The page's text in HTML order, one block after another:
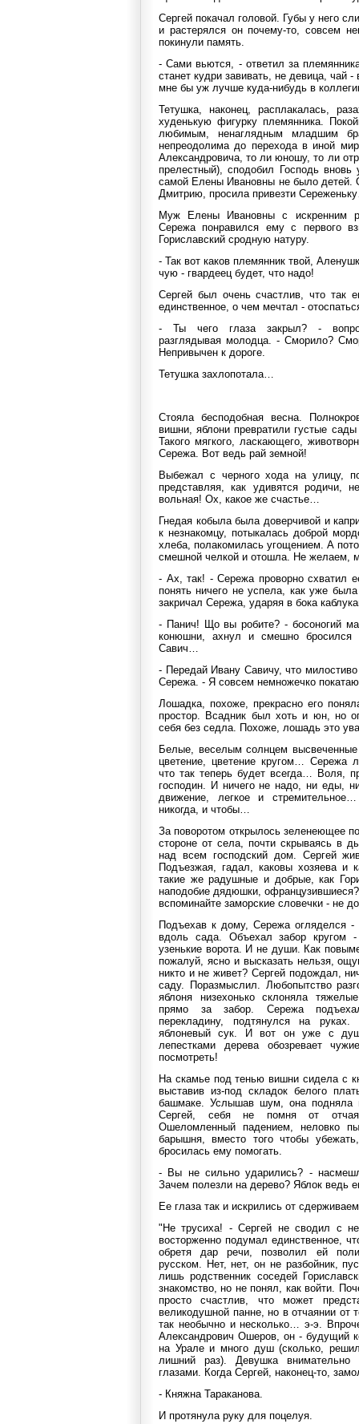
Сергей покачал головой. Губы у него
и растерялся он почему-то, совсем
покинули память.
- Сами вьются, - ответил за
станет кудри завивать, не девица, чай
мне бы уж лучше куда-нибудь в
Тетушка, наконец, расплакалась,
худенькую фигурку племянника.
любимым, ненаглядным младшим
непреодолима до перехода в иной
Александровича, то ли юношу, то ли
прелестный), сподобил Господь
самой Елены Ивановны не было детей.
Дмитрию, просила привезти
Муж Елены Ивановны с искренним
Сережа понравился ему с первого
Гориславский сродную натуру.
- Так вот каков племянник твой,
чую - гвардеец будет, что надо!
Сергей был очень счастлив, что так
единственное, о чем мечтал -
- Ты чего глаза закрыл? -
разглядывая молодца. - Сморило?
Непривычен к дороге.
Тетушка захлопотала…
Стояла бесподобная весна.
вишни, яблони превратили густые
Такого мягкого, ласкающего,
Сережа. Вот ведь рай земной!
Выбежал с черного хода на улицу,
представляя, как удивятся родичи,
вольная! Ох, какое же счастье…
Гнедая кобыла была доверчивой и
к незнакомцу, потыкалась доброй
хлеба, полакомилась угощением. А
смешной челкой и отошла. Не желаем,
- Ах, так! - Сережа проворно схватил
понять ничего не успела, как уже
закричал Сережа, ударяя в бока
- Панич! Що вы робите? - босоногий
конюшни, ахнул и смешно бросился
Савич…
- Передай Ивану Савичу, что
Сережа. - Я совсем немножечко
Лошадка, похоже, прекрасно его
простор. Всадник был хоть и юн, но
себя без седла. Похоже, лошадь это
Белые, веселым солнцем высвеченные
цветение, цветение кругом… Сережа
что так теперь будет всегда… Воля,
господин. И ничего не надо, ни еды,
движение, легкое и
никогда, и чтобы…
За поворотом открылось зеленеющее
стороне от села, почти скрываясь в
над всем господский дом. Сергей
Подъезжая, гадал, каковы хозяева и
такие же радушные и добрые, как
наподобие дядюшки,
вспоминайте заморские словечки - не
Подъехав к дому, Сережа огляделся -
вдоль сада. Объехал забор кругом -
узенькие ворота. И не души. Как
пожалуй, ясно и высказать нельзя,
никто и не живет? Сергей подождал,
саду. Поразмыслил. Любопытство
яблоня низехонько склоняла
прямо за забор. Сережа
перекладину, подтянулся на
яблоневый сук. И вот он уже с
лепестками дерева обозревает
посмотреть!
На скамье под тенью вишни сидела с
выставив из-под складок белого
башмаке. Услышав шум, она подняла
Сергей, себя не помня от
Ошеломленный падением, неловко
барышня, вместо того чтобы
бросилась ему помогать.
- Вы не сильно ударились? -
Зачем полезли на дерево? Яблок ведь
Ее глаза так и искрились от
"Не трусиха! - Сергей не сводил с
восторженно подумал единственное,
обретя дар речи, позволил ей
русском. Нет, нет, он не разбойник,
лишь родственник соседей
знакомство, но не понял, как войти.
просто счастлив, что может
великодушной панне, но в отчаянии от
так необычно и несколько… э-э.
Александрович Ошеров, он - будущий
на Урале и много душ (сколько,
лишний раз). Девушка
глазами. Когда Сергей, наконец-то,
- Княжна Тараканова.
И протянула руку для поцелуя.